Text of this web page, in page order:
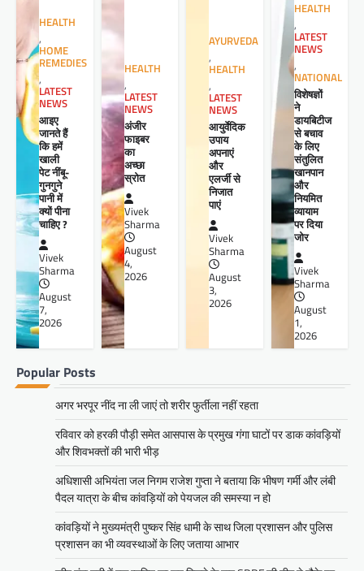
HEALTH
,
HOME
REMEDIES
,
LATEST
NEWS
आइए
जानते हैं
कि हमें
खाली
पेट नींबू-
गुनगुने
पानी में
क्यों पीना
चाहिए ?
Vivek
Sharma
August
7,
2026
HEALTH
,
LATEST
NEWS
अंजीर
फाइबर
का
अच्छा
स्रोत
Vivek
Sharma
August
4,
2026
AYURVEDA
,
HEALTH
,
LATEST
NEWS
आयुर्वेदिक
उपाय
अपनाएं
और
एलर्जी से
निजात
पाएं
Vivek
Sharma
August
3,
2026
HEALTH
,
LATEST
NEWS
,
NATIONAL
विशेषज्ञों
ने
डायबिटीज
से बचाव
के लिए
संतुलित
खानपान
और
नियमित
व्यायाम
पर दिया
जोर
Vivek
Sharma
August
1,
2026
Popular Posts
अगर भरपूर नींद ना ली जाएं तो शरीर फुर्तीला नहीं रहता
रविवार को हरकी पौड़ी समेत आसपास के प्रमुख गंगा घाटों पर डाक कांवड़ियों
और शिवभक्तों की भारी भीड़
अधिशासी अभियंता जल निगम राजेश गुप्ता ने बताया कि भीषण गर्मी और लंबी
पैदल यात्रा के बीच कांवड़ियों को पेयजल की समस्या न हो
कांवड़ियों ने मुख्यमंत्री पुष्कर सिंह धामी के साथ जिला प्रशासन और पुलिस
प्रशासन का भी व्यवस्थाओं के लिए जताया आभार